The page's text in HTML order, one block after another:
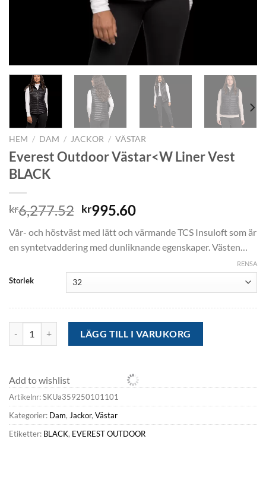
HEM / DAM / JACKOR / VÄSTAR
Everest Outdoor Västar<W Liner Vest
BLACK
kr6,277.52 Det
priset
var:
kr995.60Det
priset
är:
Vår- och höstväst med lätt och värmande TCS Insuloft som är
en syntetvaddering med dunliknande egenskaper. Västen…
Storlek
RENSA
Everest Outdoor Västar<W Liner Vest BLACK mängd
LÄGG TILL I VARUKORG
Add to wishlist
Artikelnr:SKUa359250101101
Kategorier: Dam, Jackor, Västar
Etiketter: BLACK, EVEREST OUTDOOR